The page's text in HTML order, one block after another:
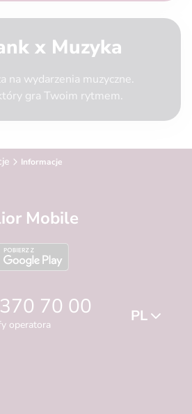
x Muzyka
na wydarzenia muzyczne.
gra Twoim rytmem.
Informacje
Mobile
70 00
operatora PL